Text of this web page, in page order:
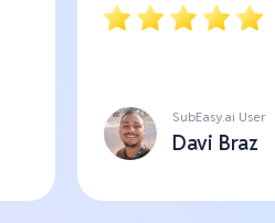
SubEasy.ai User
Davi Braz